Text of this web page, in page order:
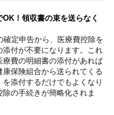
！領収書の束を送らなく
確定申告から、医療費控除を
付が不要になります。これ
療費の明細書の添付があれば
保険組合から送られてくる
を添付するだけでもよくなり
の手続きが簡略化されま